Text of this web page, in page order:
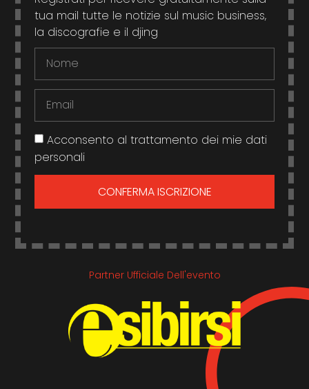
tua mail tutte le notizie sul music business,
la discografie e il djing
Acconsento al trattamento dei mie dati
personali
CONFERMA ISCRIZIONE
Partner Ufficiale Dell'evento